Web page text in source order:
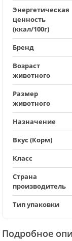
Энергетическая
ценность
(ккал/100г)
Бренд
Возраст
животного
Размер
животного
Назначение
Вкус (Корм)
Класс
Страна
производитель
Тип упаковки
Подробное